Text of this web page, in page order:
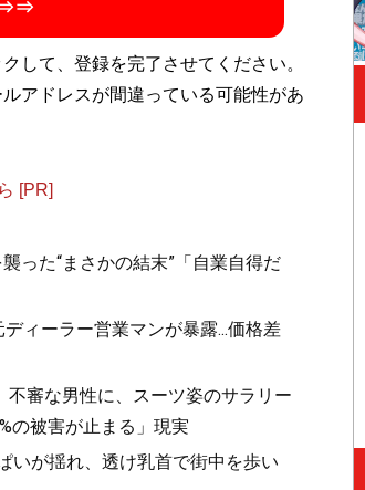
⇒⇒
して、登録を完了させてください。
アドレスが間違っている可能性があ
[PR]
った“まさかの結末”「自業自得だ
ィーラー営業マンが暴露...価格差
審な男性に、スーツ姿のサラリー
の被害が止まる」現実
いが揺れ、透け乳首で街中を歩い